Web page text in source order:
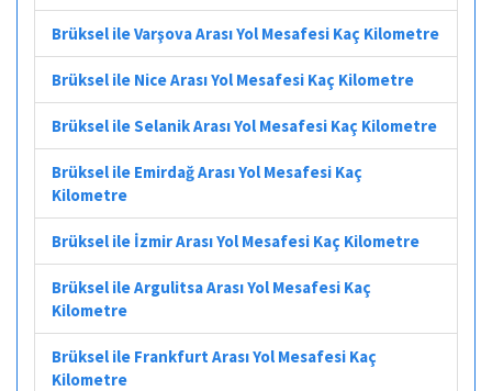
Brüksel ile Varşova Arası Yol Mesafesi Kaç Kilometre
Brüksel ile Nice Arası Yol Mesafesi Kaç Kilometre
Brüksel ile Selanik Arası Yol Mesafesi Kaç Kilometre
Brüksel ile Emirdağ Arası Yol Mesafesi Kaç
Kilometre
Brüksel ile İzmir Arası Yol Mesafesi Kaç Kilometre
Brüksel ile Argulitsa Arası Yol Mesafesi Kaç
Kilometre
Brüksel ile Frankfurt Arası Yol Mesafesi Kaç
Kilometre